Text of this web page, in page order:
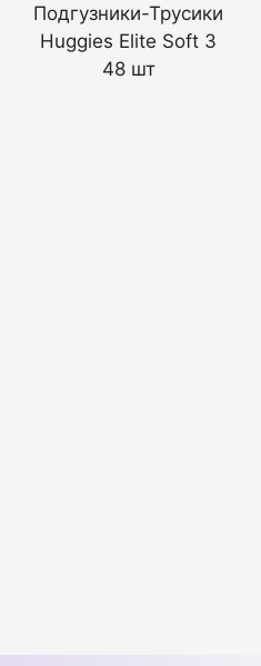
Подгузники-Трусики
Huggies Elite Soft 3
48 шт